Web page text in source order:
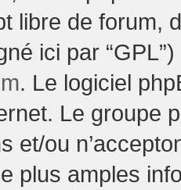
libre de forum,
ici par
. Le logiciel
Le groupe
et/ou
plus amples